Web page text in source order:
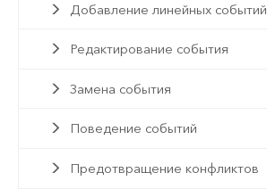
Добавление линейных событий
Редактирование события
Замена события
Поведение событий
Предотвращение конфликтов